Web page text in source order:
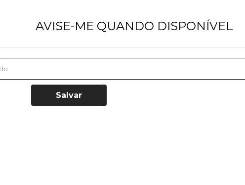
AVISE-ME QUANDO DISPONÍVEL
Salvar